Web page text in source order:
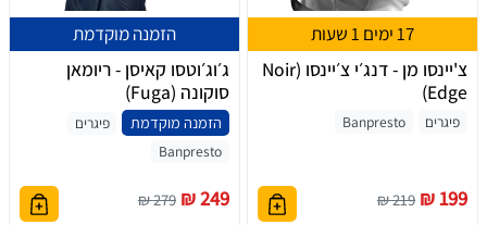
17 ימים 1 שעות
צ'יינסו מן - דנג׳י צ׳יינסו (Noir
Edge)
פיגרים Banpresto
199 ₪
219 ₪
הזמנה מוקדמת
ג׳וג׳וטסו קאיסן - ריומאן
סוקונה (Fuga)
הזמנה מוקדמת
פיגרים
Banpresto
249 ₪
279 ₪